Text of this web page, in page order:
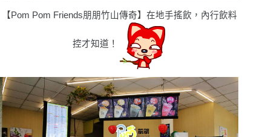
【Pom Pom Friends朋朋竹山傳奇】在地手搖飲，內行飲料
控才知道！